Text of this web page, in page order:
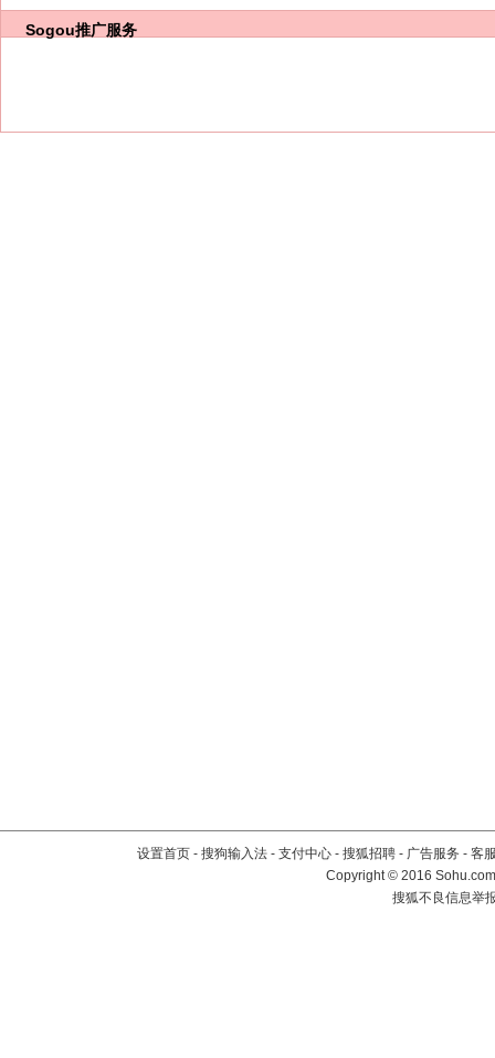
Sogou推广服务
设置首页 - 搜狗输入法 - 支付中心 - 搜狐招聘 - 广告服务 - 客
Copyright©2016
搜狐不良信息举